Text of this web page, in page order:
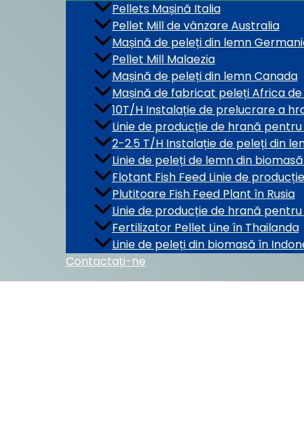
Pellets Mașină Italia
Pellet Mill de vânzare Australia
Mașină de peleți din lemn
Pellet Mill Malaezia
Mașină de peleți din lemn Canada
Mașină de fabricat peleți Africa de
10T/H Instalație de prelucrare a
Linie de producție de hrană
2-2.5 T/H Instalație de peleți din
Linie de peleți de lemn din
Flotant Fish Feed Linie de
Plutitoare Fish Feed Plant în Rusia
Linie de producție de hrană
Fertilizator Pellet Line în Thailanda
Linie de peleți din biomasă în
Contactați-ne